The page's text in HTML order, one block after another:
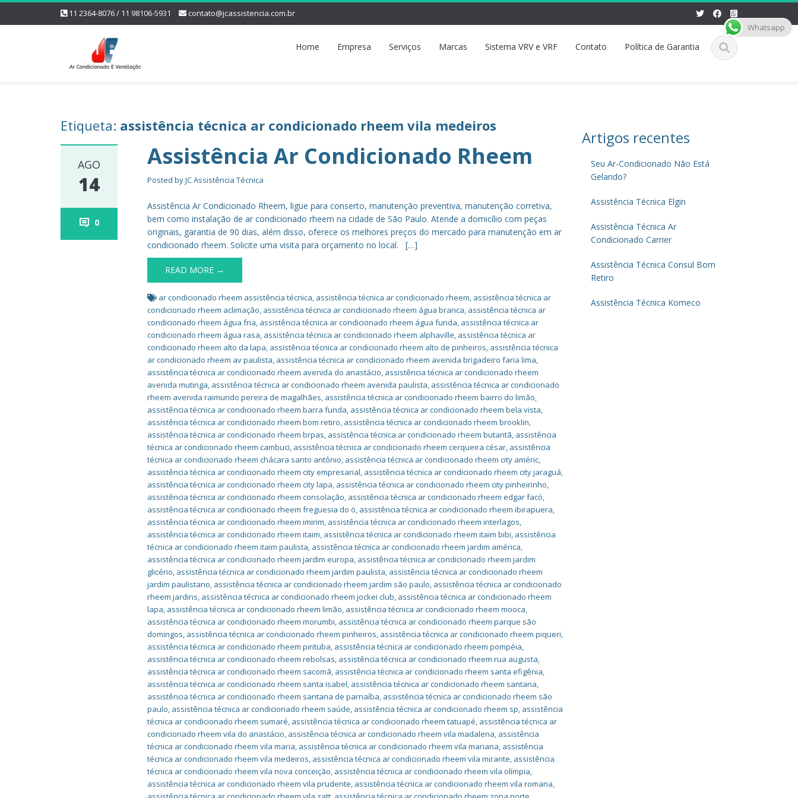
11 2364-8076 / 11 98106-5931 contato@jcassistencia.com.br
Home Empresa Serviços Marcas Sistema VRV e VRF Contato Política de Garantia
Etiqueta: assistência técnica ar condicionado rheem vila medeiros
AGO
14
0
Assistência Ar Condicionado Rheem
Posted byJC Assistência Técnica
Assistência Ar Condicionado Rheem, ligue para conserto, manutenção preventiva, manutenção corretiva,
bem como instalação de ar condicionado rheem na cidade de São Paulo. Atende a domicílio com peças
originais, garantia de 90 dias, além disso, oferece os melhores preços do mercado para manutenção em ar
condicionado rheem. Solicite uma visita para orçamento no local. […]
READ MORE →
ar condicionado rheem assistência técnica, assistência técnica ar condicionado rheem, assistência técnica ar
condicionado rheem aclimação, assistência técnica ar condicionado rheem água branca, assistência técnica ar
condicionado rheem água fria, assistência técnica ar condicionado rheem água funda, assistência técnica ar
condicionado rheem água rasa, assistência técnica ar condicionado rheem alphaville, assistência técnica ar
condicionado rheem alto da lapa, assistência técnica ar condicionado rheem alto de pinheiros, assistência técnica
ar condicionado rheem av paulista, assistência técnica ar condicionado rheem avenida brigadeiro faria lima,
assistência técnica ar condicionado rheem avenida do anastácio, assistência técnica ar condicionado rheem
avenida mutinga, assistência técnica ar condicionado rheem avenida paulista, assistência técnica ar condicionado
rheem avenida raimundo pereira de magalhães, assistência técnica ar condicionado rheem bairro do limão,
assistência técnica ar condicionado rheem barra funda, assistência técnica ar condicionado rheem bela vista,
assistência técnica ar condicionado rheem bom retiro, assistência técnica ar condicionado rheem brooklin,
assistência técnica ar condicionado rheem brpas, assistência técnica ar condicionado rheem butantã, assistência
técnica ar condicionado rheem cambuci, assistência técnica ar condicionado rheem cerqueira césar, assistência
técnica ar condicionado rheem chácara santo antônio, assistência técnica ar condicionado rheem city améric,
assistência técnica ar condicionado rheem city empresarial, assistência técnica ar condicionado rheem city jaraguá,
assistência técnica ar condicionado rheem city lapa, assistência técnica ar condicionado rheem city pinheirinho,
assistência técnica ar condicionado rheem consolação, assistência técnica ar condicionado rheem edgar facó,
assistência técnica ar condicionado rheem freguesia do ó, assistência técnica ar condicionado rheem ibirapuera,
assistência técnica ar condicionado rheem imirim, assistência técnica ar condicionado rheem interlagos,
assistência técnica ar condicionado rheem itaim, assistência técnica ar condicionado rheem itaim bibi, assistência
técnica ar condicionado rheem itaim paulista, assistência técnica ar condicionado rheem jardim américa,
assistência técnica ar condicionado rheem jardim europa, assistência técnica ar condicionado rheem jardim
glicério, assistência técnica ar condicionado rheem jardim paulista, assistência técnica ar condicionado rheem
jardim paulistano, assistência técnica ar condicionado rheem jardim são paulo, assistência técnica ar condicionado
rheem jardins, assistência técnica ar condicionado rheem jockei club, assistência técnica ar condicionado rheem
lapa, assistência técnica ar condicionado rheem limão, assistência técnica ar condicionado rheem mooca,
assistência técnica ar condicionado rheem morumbi, assistência técnica ar condicionado rheem parque são
domingos, assistência técnica ar condicionado rheem pinheiros, assistência técnica ar condicionado rheem piqueri,
assistência técnica ar condicionado rheem pirituba, assistência técnica ar condicionado rheem pompéia,
assistência técnica ar condicionado rheem rebolsas, assistência técnica ar condicionado rheem rua augusta,
assistência técnica ar condicionado rheem sacomã, assistência técnica ar condicionado rheem santa efigênia,
assistência técnica ar condicionado rheem santa isabel, assistência técnica ar condicionado rheem santana,
assistência técnica ar condicionado rheem santana de parnaíba, assistência técnica ar condicionado rheem são
paulo, assistência técnica ar condicionado rheem saúde, assistência técnica ar condicionado rheem sp, assistência
técnica ar condicionado rheem sumaré, assistência técnica ar condicionado rheem tatuapé, assistência técnica ar
condicionado rheem vila do anastácio, assistência técnica ar condicionado rheem vila madalena, assistência
técnica ar condicionado rheem vila maria, assistência técnica ar condicionado rheem vila mariana, assistência
técnica ar condicionado rheem vila medeiros, assistência técnica ar condicionado rheem vila mirante, assistência
técnica ar condicionado rheem vila nova conceição, assistência técnica ar condicionado rheem vila olímpia,
assistência técnica ar condicionado rheem vila prudente, assistência técnica ar condicionado rheem vila romana,
Artigos recentes
Seu Ar-Condicionado Não Está
Gelando?
Assistência Técnica Elgin
Assistência Técnica Ar
Condicionado Carrier
Assistência Técnica Consul Bom
Retiro
Assistência Técnica Komeco
Whatsapp